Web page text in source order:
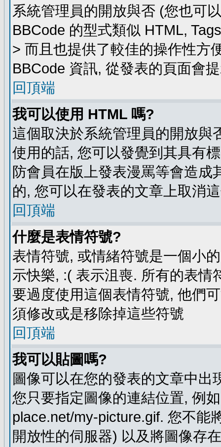
系統管理員的開放與否 (您也可
BBCode 的型式類似 HTML,
> 而且也提供了較佳的操作性方
BBCode 資訊, 從發表的頁面會
回頂端
我可以使用 HTML 嗎?
這個取決於系統管理員的開放與
使用的話, 您可以發覺到其具有
防會員在版上發表漫罵等會造
的, 您可以在發表的文章上取消
回頂端
什麼是表情符號?
表情符號, 或情緒符號是一個小
示快樂, :( 表示沮喪. 所有的表情
要過度使用這個表情符號, 他們
須修改或是移除掉這些符號
回頂端
我可以貼圖嗎?
圖像可以在您的發表的文章中
您只要指定圖像的連結位置, 例
place.net/my-picture.gif. 您不能
開放性的伺服器) 以及將圖像存